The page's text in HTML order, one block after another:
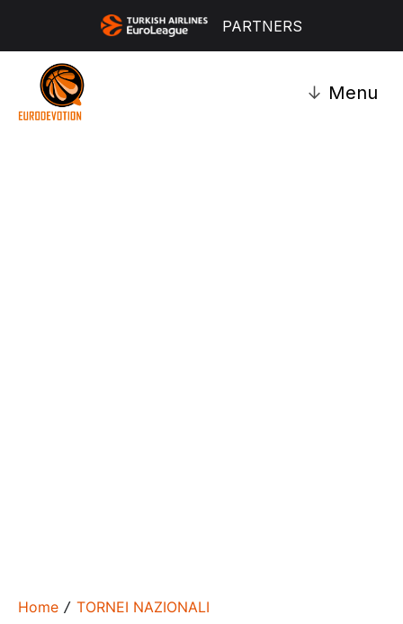
PARTNERS
↓ Menu
Home / TORNEI NAZIONALI